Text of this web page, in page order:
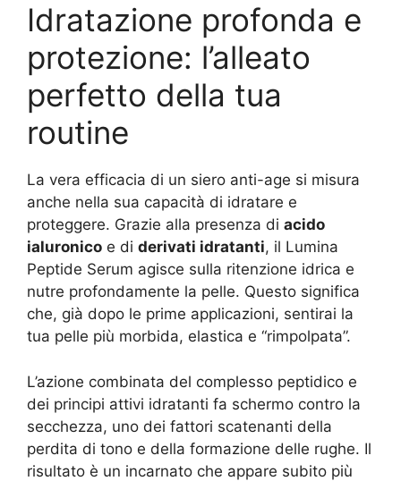
Idratazione profonda e
protezione: l’alleato
perfetto della tua
routine
La vera efficacia di un siero anti-age si misura
anche nella sua capacità di idratare e
proteggere. Grazie alla presenza di acido
ialuronico e di derivati idratanti, il Lumina
Peptide Serum agisce sulla ritenzione idrica e
nutre profondamente la pelle. Questo significa
che, già dopo le prime applicazioni, sentirai la
tua pelle più morbida, elastica e “rimpolpata”.
L’azione combinata del complesso peptidico e
dei principi attivi idratanti fa schermo contro la
secchezza, uno dei fattori scatenanti della
perdita di tono e della formazione delle rughe. Il
risultato è un incarnato che appare subito più